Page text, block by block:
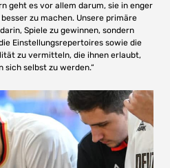
geht es vor allem darum, sie in enger
zu machen. Unsere primäre
Spiele zu gewinnen, sondern
Einstellungsrepertoires sowie die
zu vermitteln, die ihnen erlaubt,
sich selbst zu werden.“